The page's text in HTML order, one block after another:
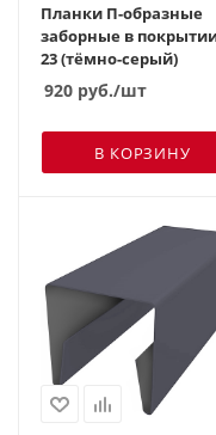
Планки П-образные
заборные в
23 (тёмно-серый)
920 руб./шт
В КОРЗИНУ